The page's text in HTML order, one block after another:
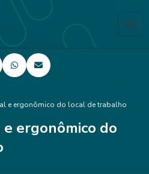
e ergonômico do local de trabalho
ergonômico do